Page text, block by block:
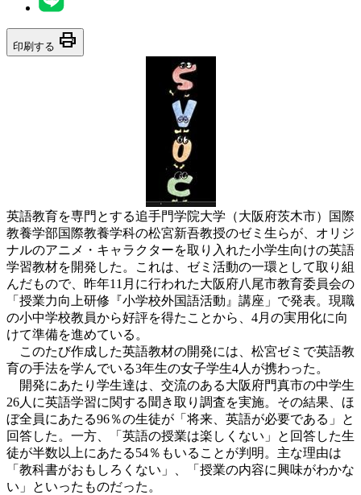
印刷する print
英語教育を専門とする追手門学院大学（大阪府茨木市）国際
教養学部国際教養学科の松宮新吾教授のゼミ生らが、オリジ
ナルのアニメ・キャラクターを取り入れた小学生向けの英語
学習教材を開発した。これは、ゼミ活動の一環として取り組
んだもので、昨年11月に行われた大阪府八尾市教育委員会の
「授業力向上研修『小学校外国語活動』講座」で発表。現職
の小中学校教員から好評を得たことから、4月の実用化に向
けて準備を進めている。
このたび作成した英語教材の開発には、松宮ゼミで英語教
育の手法を学んでいる3年生の女子学生4人が携わった。
開発にあたり学生達は、交流のある大阪府門真市の中学生
26人に英語学習に関する聞き取り調査を実施。その結果、ほ
ぼ全員にあたる96％の生徒が「将来、英語が必要である」と
回答した。一方、「英語の授業は楽しくない」と回答した生
徒が半数以上にあたる54％もいることが判明。主な理由は
「教科書がおもしろくない」、「授業の内容に興味がわかな
い」といったものだった。